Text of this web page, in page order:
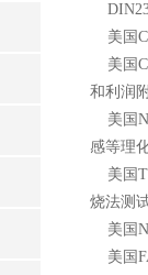
美国
美国
和利润
美国
感等理
美国
烧法测
美国
美国